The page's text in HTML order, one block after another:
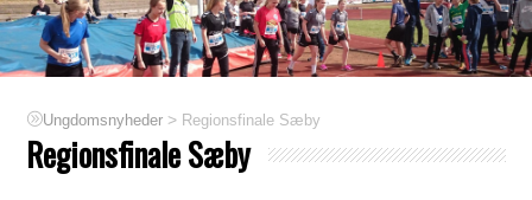
Ungdomsnyheder > Regionsfinale Sæby
Regionsfinale Sæby